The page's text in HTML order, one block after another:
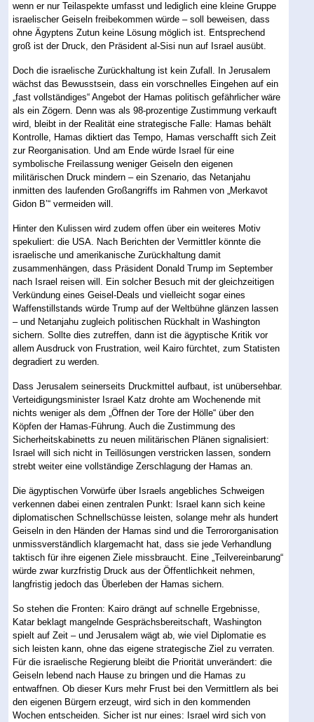
wenn er nur Teilaspekte umfasst und lediglich eine kleine Gruppe
israelischer Geiseln freibekommen würde – soll beweisen, dass
ohne Ägyptens Zutun keine Lösung möglich ist. Entsprechend
groß ist der Druck, den Präsident al-Sisi nun auf Israel ausübt.
Doch die israelische Zurückhaltung ist kein Zufall. In Jerusalem
wächst das Bewusstsein, dass ein vorschnelles Eingehen auf ein
„fast vollständiges“ Angebot der Hamas politisch gefährlicher wäre
als ein Zögern. Denn was als 98-prozentige Zustimmung verkauft
wird, bleibt in der Realität eine strategische Falle: Hamas behält
Kontrolle, Hamas diktiert das Tempo, Hamas verschafft sich Zeit
zur Reorganisation. Und am Ende würde Israel für eine
symbolische Freilassung weniger Geiseln den eigenen
militärischen Druck mindern – ein Szenario, das Netanjahu
inmitten des laufenden Großangriffs im Rahmen von „Merkavot
Gidon B’“ vermeiden will.
Hinter den Kulissen wird zudem offen über ein weiteres Motiv
spekuliert: die USA. Nach Berichten der Vermittler könnte die
israelische und amerikanische Zurückhaltung damit
zusammenhängen, dass Präsident Donald Trump im September
nach Israel reisen will. Ein solcher Besuch mit der gleichzeitigen
Verkündung eines Geisel-Deals und vielleicht sogar eines
Waffenstillstands würde Trump auf der Weltbühne glänzen lassen
– und Netanjahu zugleich politischen Rückhalt in Washington
sichern. Sollte dies zutreffen, dann ist die ägyptische Kritik vor
allem Ausdruck von Frustration, weil Kairo fürchtet, zum Statisten
degradiert zu werden.
Dass Jerusalem seinerseits Druckmittel aufbaut, ist unübersehbar.
Verteidigungsminister Israel Katz drohte am Wochenende mit
nichts weniger als dem „Öffnen der Tore der Hölle“ über den
Köpfen der Hamas-Führung. Auch die Zustimmung des
Sicherheitskabinetts zu neuen militärischen Plänen signalisiert:
Israel will sich nicht in Teillösungen verstricken lassen, sondern
strebt weiter eine vollständige Zerschlagung der Hamas an.
Die ägyptischen Vorwürfe über Israels angebliches Schweigen
verkennen dabei einen zentralen Punkt: Israel kann sich keine
diplomatischen Schnellschüsse leisten, solange mehr als hundert
Geiseln in den Händen der Hamas sind und die Terrororganisation
unmissverständlich klargemacht hat, dass sie jede Verhandlung
taktisch für ihre eigenen Ziele missbraucht. Eine „Teilvereinbarung“
würde zwar kurzfristig Druck aus der Öffentlichkeit nehmen,
langfristig jedoch das Überleben der Hamas sichern.
So stehen die Fronten: Kairo drängt auf schnelle Ergebnisse,
Katar beklagt mangelnde Gesprächsbereitschaft, Washington
spielt auf Zeit – und Jerusalem wägt ab, wie viel Diplomatie es
sich leisten kann, ohne das eigene strategische Ziel zu verraten.
Für die israelische Regierung bleibt die Priorität unverändert: die
Geiseln lebend nach Hause zu bringen und die Hamas zu
entwaffnen. Ob dieser Kurs mehr Frust bei den Vermittlern als bei
den eigenen Bürgern erzeugt, wird sich in den kommenden
Wochen entscheiden. Sicher ist nur eines: Israel wird sich von